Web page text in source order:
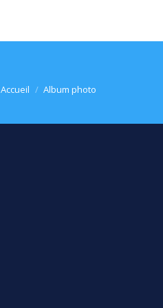
Vous êtes ici :
Accueil Album photo